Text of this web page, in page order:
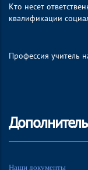
Кто несет
квалификации
Профессия учитель
Наши документы